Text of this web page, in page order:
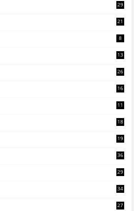
29
21
8
13
26
16
11
18
19
36
29
34
27